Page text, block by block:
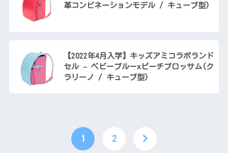
革コンビネーションモデル / キューブ型)
【2022年4月入学】キッズアミコラボランド
セル – ベビーブルーxピーチブロッサム(ク
ラリーノ / キューブ型)
1 2